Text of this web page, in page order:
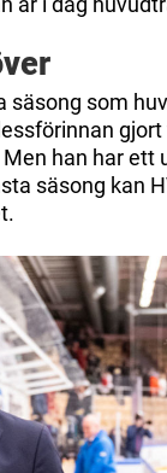
säsong som
han har ett
säsong kan